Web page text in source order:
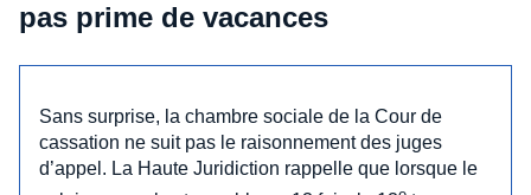
pas prime de vacances
Sans surprise, la chambre sociale de la Cour de
cassation ne suit pas le raisonnement des juges
d’appel. La Haute Juridiction rappelle que lorsque le